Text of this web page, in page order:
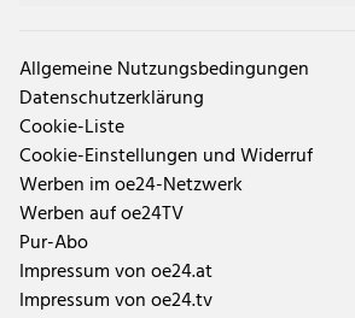
Allgemeine Nutzungsbedingungen
Datenschutzerklärung
Cookie-Liste
Cookie-Einstellungen und Widerruf
Werben im oe24-Netzwerk
Werben auf oe24TV
Pur-Abo
Impressum von oe24.at
Impressum von oe24.tv